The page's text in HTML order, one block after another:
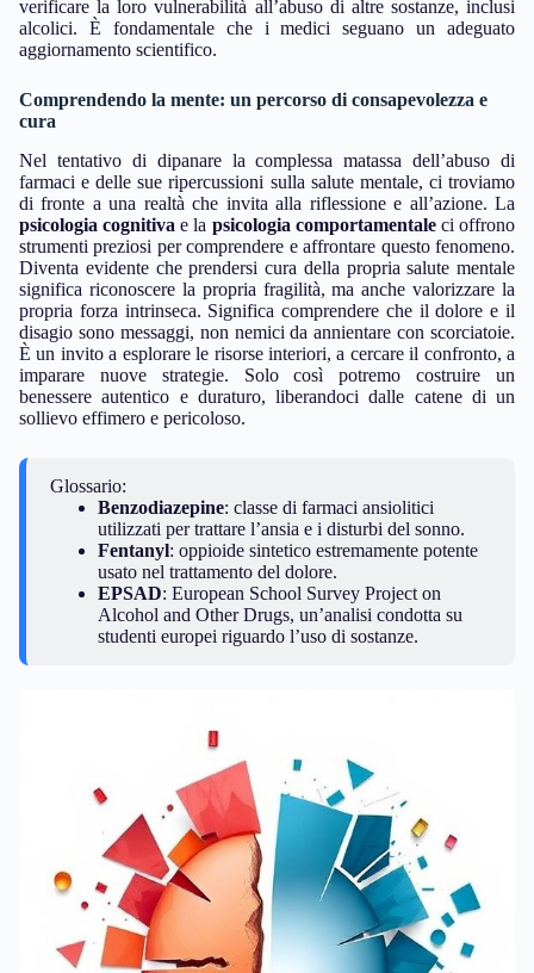
verificare la loro vulnerabilità all’abuso di altre sostanze, inclusi
alcolici. È fondamentale che i medici seguano un adeguato
aggiornamento scientifico.
Comprendendo la mente: un percorso di consapevolezza e
cura
Nel tentativo di dipanare la complessa matassa dell’abuso di
farmaci e delle sue ripercussioni sulla salute mentale, ci troviamo
di fronte a una realtà che invita alla riflessione e all’azione. La
psicologia cognitiva e la psicologia comportamentaleci offrono
strumenti preziosi per comprendere e affrontare questo fenomeno.
Diventa evidente che prendersi cura della propria salute mentale
significa riconoscere la propria fragilità, ma anche valorizzare la
propria forza intrinseca. Significa comprendere che il dolore e il
disagio sono messaggi, non nemici da annientare con scorciatoie.
È un invito a esplorare le risorse interiori, a cercare il confronto, a
imparare nuove strategie. Solo così potremo costruire un
benessere autentico e duraturo, liberandoci dalle catene di un
sollievo effimero e pericoloso.
Glossario:
Benzodiazepine: classe di farmaci ansiolitici
utilizzati per trattare l’ansia e i disturbi del sonno.
Fentanyl: oppioide sintetico estremamente potente
usato nel trattamento del dolore.
EPSAD: European School Survey Project on
Alcohol and Other Drugs, un’analisi condotta su
studenti europei riguardo l’uso di sostanze.